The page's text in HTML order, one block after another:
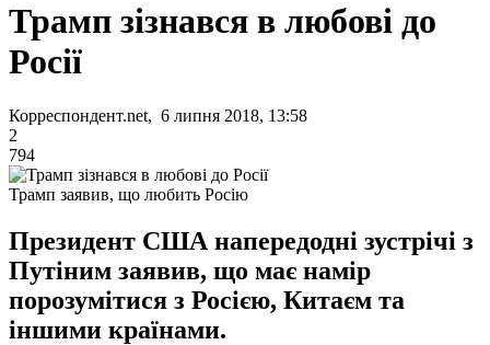
Трамп зізнався в любові до
Росії
Корреспондент.net, 6 липня 2018, 13:58
2
794
Трамп заявив, що любить Росію
Президент США напередодні зустрічі з
Путіним заявив, що має намір
порозумітися з Росією, Китаєм та
іншими країнами.